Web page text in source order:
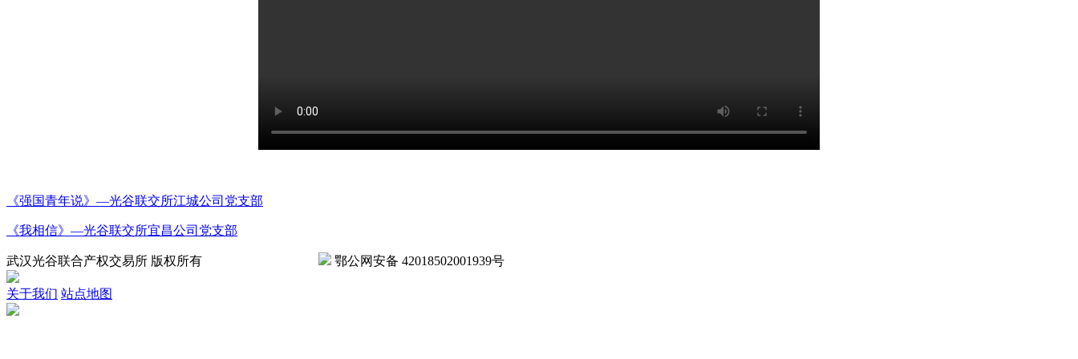
《强国青年说》—光谷联交所江城公司党支部
《我相信》—光谷联交所宜昌公司党支部
武汉光谷联合产权交易所 版权所有 鄂公网安备 42018502001939号
关于我们 站点地图